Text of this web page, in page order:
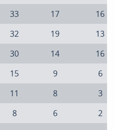
33 17
16
32 19
13
30 14
16
15 9
6
11 8
3
8 6
2